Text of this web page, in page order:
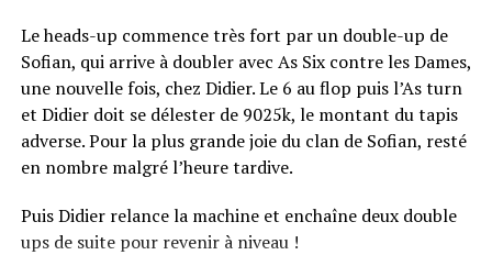
Le heads-up commence très fort par un double-up de
Sofian, qui arrive à doubler avec As Six contre les Dames,
une nouvelle fois, chez Didier. Le 6 au flop puis l’As turn
et Didier doit se délester de 9025k, le montant du tapis
adverse. Pour la plus grande joie du clan de Sofian, resté
en nombre malgré l’heure tardive.
Puis Didier relance la machine et enchaîne deux double
ups de suite pour revenir à niveau !